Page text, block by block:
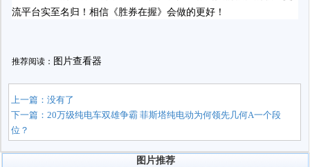
流平台实至名归！相信《胜券在握》会做的更好！
推荐阅读： 图片查看器
上一篇：没有了
下一篇：20万级纯电车双雄争霸 菲斯塔纯电动为何领先几何A一个段
位？
图片推荐